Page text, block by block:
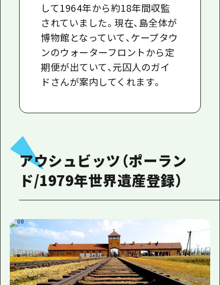
して1964年から約18年間収監
されていました。現在、島全体が
博物館となっていて、ケープタウ
ンのウォーターフロントから定
期便が出ていて、元囚人のガイ
ドさんが案内してくれます。
アウシュビッツ（ポーラン
ド/1979年世界遺産登録）